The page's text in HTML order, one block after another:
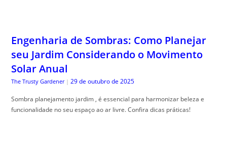
Engenharia de Sombras: Como Planejar
seu Jardim Considerando o Movimento
Solar Anual
The Trusty Gardener | 29 de outubro de 2025
Sombra planejamento jardim , é essencial para harmonizar beleza e
funcionalidade no seu espaço ao ar livre. Confira dicas práticas!